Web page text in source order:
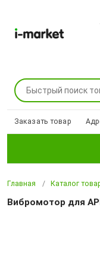
Заказать товар
Главная Каталог
Вибромотор для